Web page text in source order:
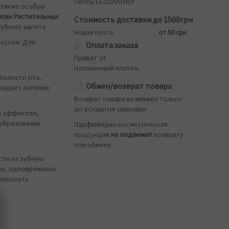
особую
Растительных
налета.
Для
рта,
легкими
эффектом,
на зубную
одновременно
Стоимость доставки до 1500грн
Новая почта от 50 грн
Оплата заказа
Приват 24
Наложенный платеж
Обмен/возврат товара
Возврат товара возможен только
до вскрытия упаковки
Парфюмерно-косметическая
продукция не подлежит возврату
или обмену